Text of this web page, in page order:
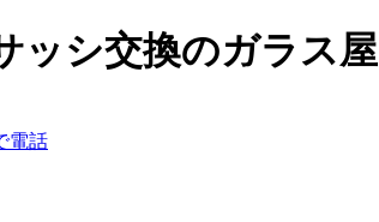
ッシ交換のガラス屋
電話